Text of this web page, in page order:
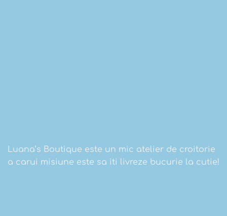
Luana’s Boutique este un mic atelier de croitorie
a carui misiune este sa iti livreze bucurie la cutie!